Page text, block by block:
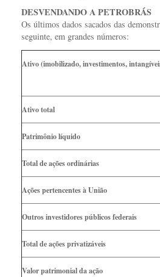
DESVENDANDO A PETROBRÁS
Os últimos dados sacados das
seguinte, em grandes números:
Ativo (imobilizado, investimentos,
Ativo total
Patrimônio líquido
Total de ações ordinárias
Ações pertencentes à União
Outros investidores públicos federais
Total de ações privatizáveis
Valor patrimonial da ação